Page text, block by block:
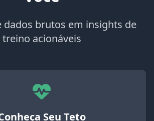
dados brutos em insights de
treino acionáveis
Seu Teto